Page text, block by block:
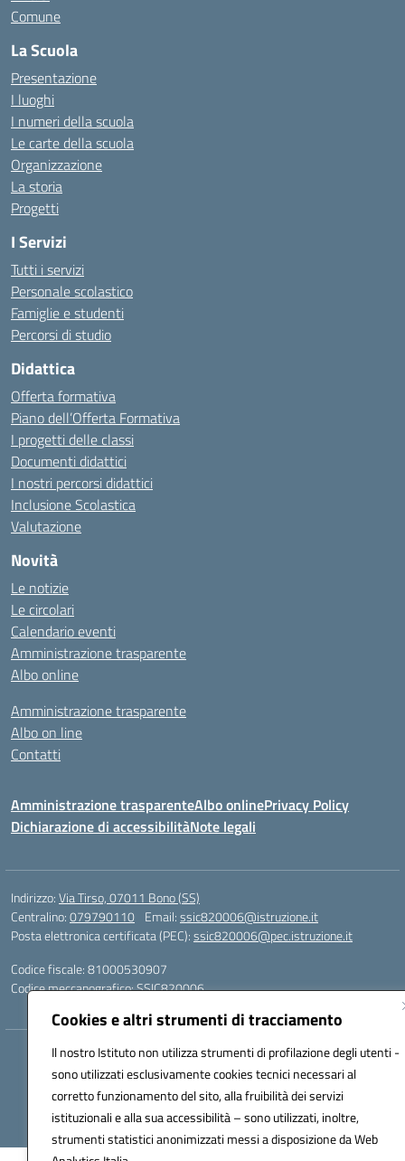
Cookies e altri strumenti di tracciamento
Il nostro Istituto non utilizza strumenti di profilazione degli utenti -
sono utilizzati esclusivamente cookies tecnici necessari al
corretto funzionamento del sito, alla fruibilità dei servizi
istituzionali e alla sua accessibilità – sono utilizzati, inoltre,
strumenti statistici anonimizzati messi a disposizione da Web
Comune
La Scuola
Presentazione
I luoghi
I numeri della scuola
Le carte della scuola
Organizzazione
La storia
Progetti
I Servizi
Tutti i servizi
Personale scolastico
Famiglie e studenti
Percorsi di studio
Didattica
Offerta formativa
Piano dell’Offerta Formativa
I progetti delle classi
Documenti didattici
I nostri percorsi didattici
Inclusione Scolastica
Valutazione
Novità
Le notizie
Le circolari
Calendario eventi
Amministrazione trasparente
Albo online
Amministrazione trasparente
Albo on line
Contatti
Amministrazione trasparenteAlbo onlinePrivacy Policy
Dichiarazione di accessibilitàNote legali
Indirizzo:Via Tirso, 07011 Bono (SS)
Centralino:079790110 Email:ssic820006@istruzione.it
Posta elettronica certificata (PEC):ssic820006@pec.istruzione.it
Codice fiscale: 81000530907
Codice meccanografico:SSIC820006
Hosting & Powered by 3D Solution S.r.l.
Concept & Design by Designers Italia